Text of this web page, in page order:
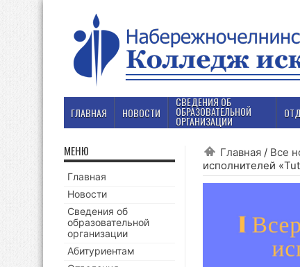
ГЛАВНАЯ НОВОСТИ
СВЕДЕНИЯ ОБ
ОБРАЗОВАТЕЛЬНОЙ
ОРГАНИЗАЦИИ
Главная / Все
исполнителей
МЕНЮ
Главная
Новости
Сведения об
образовательной
организации
Абитуриентам